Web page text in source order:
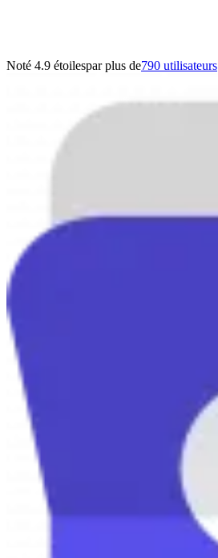
Noté 4.9 étoilespar plus de790 utilisateurs